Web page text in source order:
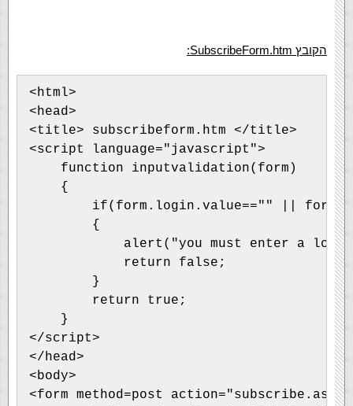
הקובץ SubscribeForm.htm:
<html>
<head>
<title> subscribeform.htm </title>
<script language="javascript">
    function inputvalidation(form)
    {
if(form.login.value=="" ||
        {
alert("you must enter a
            return false;
        }
        return true;
    }
</script>
</head>
<body>
<form method=post action="subscribe.asp"